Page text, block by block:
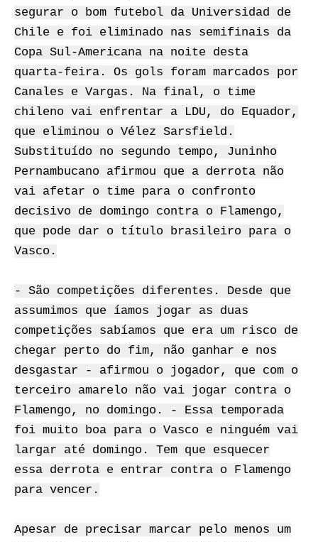
segurar o bom futebol da Universidad de
Chile e foi eliminado nas semifinais da
Copa Sul-Americana na noite desta
quarta-feira. Os gols foram marcados por
Canales e Vargas. Na final, o time
chileno vai enfrentar a LDU, do Equador,
que eliminou o Vélez Sarsfield.
Substituído no segundo tempo, Juninho
Pernambucano afirmou que a derrota não
vai afetar o time para o confronto
decisivo de domingo contra o Flamengo,
que pode dar o título brasileiro para o
Vasco.
- São competições diferentes. Desde que
assumimos que íamos jogar as duas
competições sabíamos que era um risco de
chegar perto do fim, não ganhar e nos
desgastar - afirmou o jogador, que com o
terceiro amarelo não vai jogar contra o
Flamengo, no domingo. - Essa temporada
foi muito boa para o Vasco e ninguém vai
largar até domingo. Tem que esquecer
essa derrota e entrar contra o Flamengo
para vencer.
Apesar de precisar marcar pelo menos um